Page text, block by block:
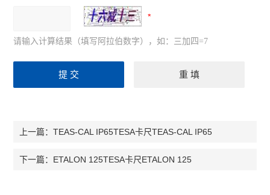
请输入计算结果（填写阿拉伯数字），如：三加四=7
上一篇：TEAS-CAL IP65TESA卡尺TEAS-CAL IP65
下一篇： ETALON 125TESA卡尺ETALON 125